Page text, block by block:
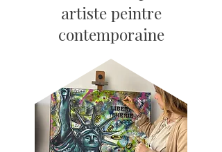
artiste peintre
contemporaine